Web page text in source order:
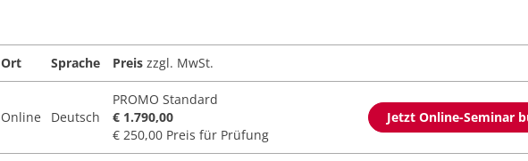
Ort Sprache Preis zzgl. MwSt.
Online Deutsch
PROMO Standard
€ 1.790,00
€ 250,00 Preis für Prüfung
Jetzt Online-Seminar